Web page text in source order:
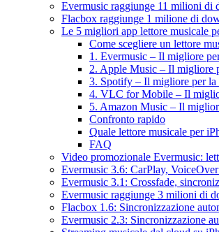
Evermusic raggiunge 11 milioni di
Flacbox raggiunge 1 milione di
Le 5 migliori app lettore musicale
Come scegliere un lettore
1. Evermusic – Il migliore
2. Apple Music – Il migliore
3. Spotify – Il migliore per la
4. VLC for Mobile – Il
5. Amazon Music – Il
Confronto rapido
Quale lettore musicale per
FAQ
Video promozionale Evermusic:
Evermusic 3.6: CarPlay,
Evermusic 3.1: Crossfade,
Evermusic raggiunge 3 milioni di
Flacbox 1.6: Sincronizzazione
Evermusic 2.3: Sincronizzazione